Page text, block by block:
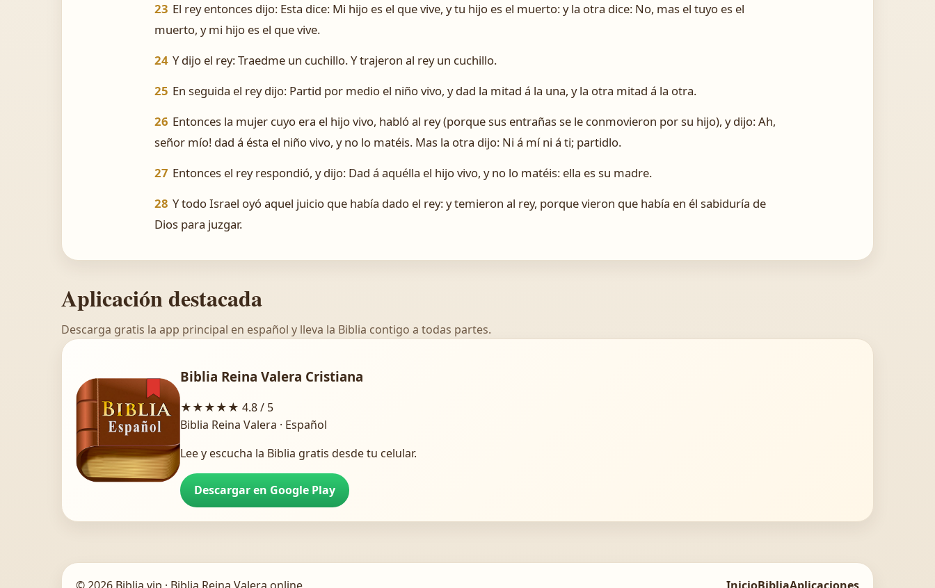
23 El rey entonces dijo: Esta dice: Mi hijo es el que vive, y tu hijo es el muerto: y la otra dice: No, mas el tuyo es el
muerto, y mi hijo es el que vive.
24 Y dijo el rey: Traedme un cuchillo. Y trajeron al rey un cuchillo.
25 En seguida el rey dijo: Partid por medio el niño vivo, y dad la mitad á la una, y la otra mitad á la otra.
26 Entonces la mujer cuyo era el hijo vivo, habló al rey (porque sus entrañas se le conmovieron por su hijo), y dijo: ­Ah,
señor mío! dad á ésta el niño vivo, y no lo matéis. Mas la otra dijo: Ni á mí ni á ti; partidlo.
27 Entonces el rey respondió, y dijo: Dad á aquélla el hijo vivo, y no lo matéis: ella es su madre.
28 Y todo Israel oyó aquel juicio que había dado el rey: y temieron al rey, porque vieron que había en él sabiduría de
Dios para juzgar.
Aplicación destacada
Descarga gratis la app principal en español y lleva la Biblia contigo a todas partes.
Biblia Reina Valera Cristiana
★★★★★ 4.8 / 5
Biblia Reina Valera · Español
Lee y escucha la Biblia gratis desde tu celular.
Descargar en Google Play